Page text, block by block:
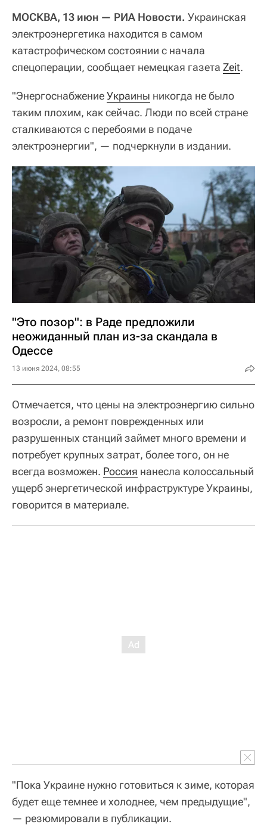
МОСКВА, 13 июн — РИА Новости. Украинская
электроэнергетика находится в самом
катастрофическом состоянии с начала
спецоперации, сообщает немецкая газета Zeit.
"ЭнергоснабжениеУкраины никогда не было
таким плохим, как сейчас. Люди по всей стране
сталкиваются с перебоями в подаче
электроэнергии", — подчеркнули в издании.
"Это позор": в Раде предложили
неожиданный план из-за скандала в
Одессе
13 июня 2024, 08:55
Отмечается, что цены на электроэнергию сильно
возросли, а ремонт поврежденных или
разрушенных станций займет много времени и
потребует крупных затрат, более того, он не
всегда возможен. Россия нанесла колоссальный
ущерб энергетической инфраструктуре Украины,
говорится в материале.
"Пока Украине нужно готовиться к зиме, которая
будет еще темнее и холоднее, чем предыдущие",
— резюмировали в публикации.